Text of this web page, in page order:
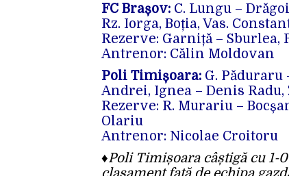
FC Brașov: C. Lungu –
Rz. Iorga, Boția, Vas.
Rezerve: Garniță – Sburlea,
Antrenor: Călin Moldovan
Poli Timișoara: G. Păduraru
Andrei, Ignea – Denis
Rezerve: R. Murariu –
Olariu
Antrenor: Nicolae Croitoru
♦Poli Timișoara câștigă cu 1-